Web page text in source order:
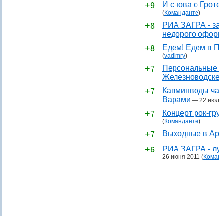
+9 И снова о
(Команданте)
+8
РИА ЗАГРА -
недорого
+8 Едем! Едем в
(vadimry)
+7
Персональные
Железноводске
+7
Кавминводы
Варами — 22
+7 Концерт рок-
(Команданте)
+7 Выходные в
+6 РИА ЗАГРА -
26 июня 2011 (